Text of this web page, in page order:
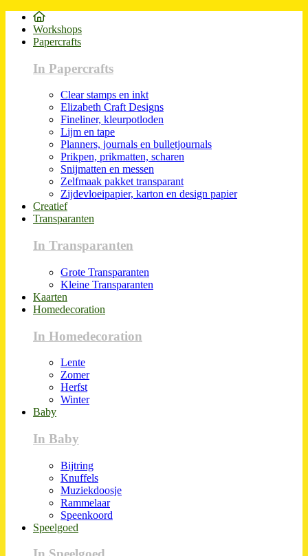
Workshops
Papercrafts
In Papercrafts
Clear stamps en inkt
Elizabeth Craft Designs
Fineliner, kleurpotloden
Lijm en tape
Planners, journals en bulletjournals
Prikpen, prikmatten, scharen
Snijmatten en messen
Zelfmaak pakket transparant
Zijdevloeipapier, karton en design papier
Creatief
Transparanten
In Transparanten
Grote Transparanten
Kleine Transparanten
Kaarten
Homedecoration
In Homedecoration
Lente
Zomer
Herfst
Winter
Baby
In Baby
Bijtring
Knuffels
Muziekdoosje
Rammelaar
Speenkoord
Speelgoed